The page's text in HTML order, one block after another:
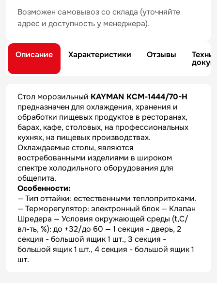
Возможен самовывоз со склада (уточняйте
адрес и доступность у менеджера).
Описание Характеристики Отзывы
Стол морозильный KAYMAN KСМ-1444/70-Н
предназначен для охлаждения, хранения и
обработки пищевых продуктов в ресторанах,
барах, кафе, столовых, на профессиональных
кухнях, на пищевых производствах.
Охлаждаемые столы, являются
востребованными изделиями в широком
спектре холодильного оборудования для
общепита.
Особенности:
— Тип оттайки: естественными теплопритоками.
— Терморегулятор: электронный блок — Клапан
Шредера — Условия окружающей среды (t,C/
вл-ть, %): до +32/до 60 — 1 секция - дверь, 2
секция - большой ящик 1 шт., 3 секция -
большой ящик 1 шт., 4 секция - большой ящик 1
шт.